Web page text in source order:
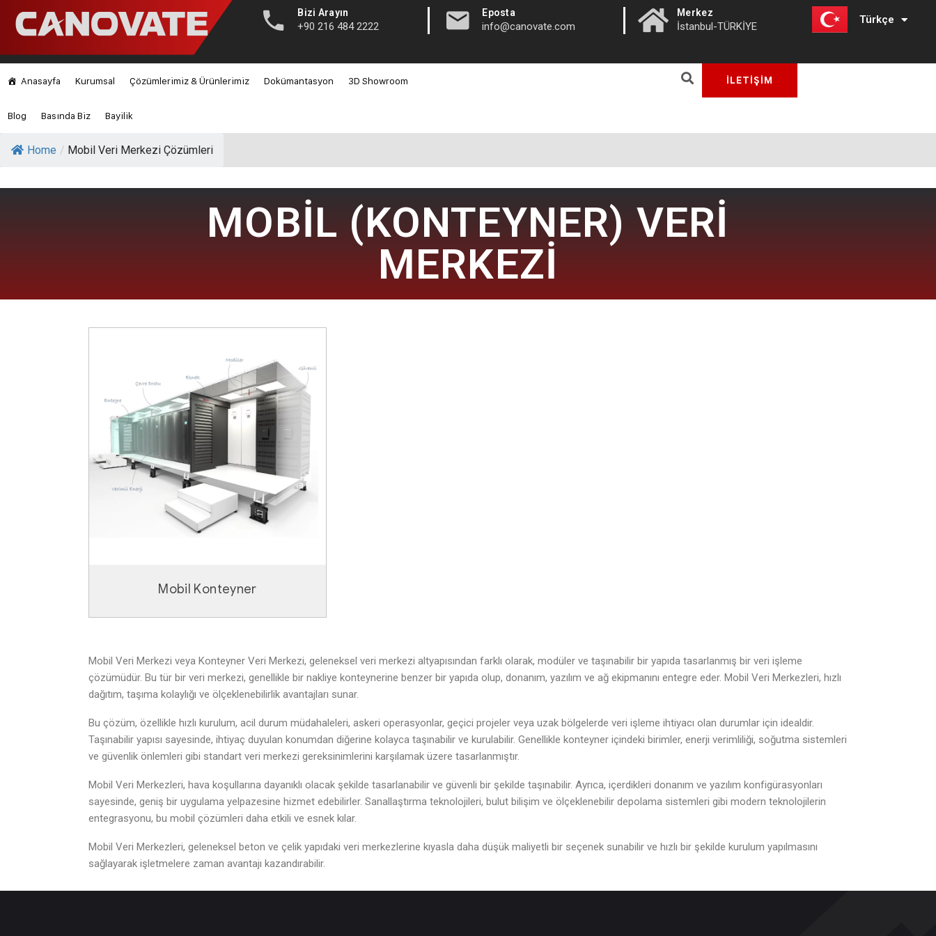
Bizi Arayın
+90 216 484 2222 | Eposta
info@canovate.com | Merkez
İstanbul-TÜRKİYE
Türkçe
English
Anasayfa Kurumsal Çözümlerimiz & Ürünlerimiz Dokümantasyon 3D Showroom
Blog Basında Biz Bayilik
İLETİŞİM
Home / Mobil Veri Merkezi Çözümleri
MOBİL (KONTEYNER) VERİ
MERKEZİ
Mobil Konteyner
Mobil Veri Merkezi veya Konteyner Veri Merkezi, geleneksel veri merkezi altyapısından farklı olarak, modüler ve taşınabilir bir yapıda tasarlanmış bir veri işleme
çözümüdür. Bu tür bir veri merkezi, genellikle bir nakliye konteynerine benzer bir yapıda olup, donanım, yazılım ve ağ ekipmanını entegre eder. Mobil Veri Merkezleri, hızlı
dağıtım, taşıma kolaylığı ve ölçeklenebilirlik avantajları sunar.
Bu çözüm, özellikle hızlı kurulum, acil durum müdahaleleri, askeri operasyonlar, geçici projeler veya uzak bölgelerde veri işleme ihtiyacı olan durumlar için idealdir.
Taşınabilir yapısı sayesinde, ihtiyaç duyulan konumdan diğerine kolayca taşınabilir ve kurulabilir. Genellikle konteyner içindeki birimler, enerji verimliliği, soğutma sistemleri
ve güvenlik önlemleri gibi standart veri merkezi gereksinimlerini karşılamak üzere tasarlanmıştır.
Mobil Veri Merkezleri, hava koşullarına dayanıklı olacak şekilde tasarlanabilir ve güvenli bir şekilde taşınabilir. Ayrıca, içerdikleri donanım ve yazılım konfigürasyonları
sayesinde, geniş bir uygulama yelpazesine hizmet edebilirler. Sanallaştırma teknolojileri, bulut bilişim ve ölçeklenebilir depolama sistemleri gibi modern teknolojilerin
entegrasyonu, bu mobil çözümleri daha etkili ve esnek kılar.
Mobil Veri Merkezleri, geleneksel beton ve çelik yapıdaki veri merkezlerine kıyasla daha düşük maliyetli bir seçenek sunabilir ve hızlı bir şekilde kurulum yapılmasını
sağlayarak işletmelere zaman avantajı kazandırabilir.